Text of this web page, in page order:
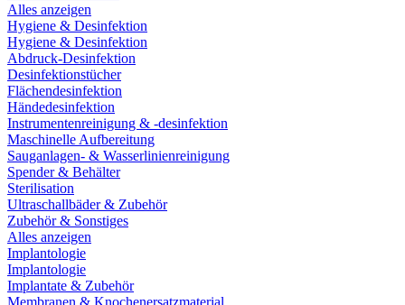
Alles anzeigen
Hygiene & Desinfektion
Hygiene & Desinfektion
Abdruck-Desinfektion
Desinfektionstücher
Flächendesinfektion
Händedesinfektion
Instrumentenreinigung & -desinfektion
Maschinelle Aufbereitung
Sauganlagen- & Wasserlinienreinigung
Spender & Behälter
Sterilisation
Ultraschallbäder & Zubehör
Zubehör & Sonstiges
Alles anzeigen
Implantologie
Implantologie
Implantate & Zubehör
Membranen & Knochenersatzmaterial